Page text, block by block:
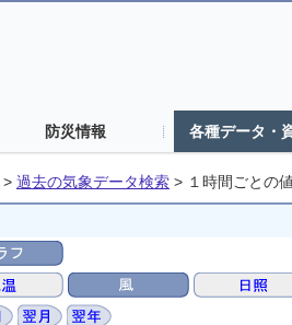
防災情報 各種データ・
> 過去の気象データ検索 > １時間ごとの